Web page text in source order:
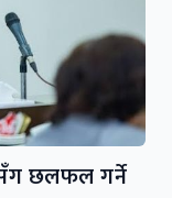
छलफल गर्ने